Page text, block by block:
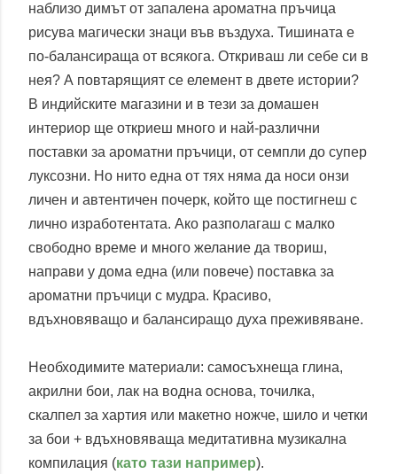
наблизо димът от запалена ароматна пръчица
рисува магически знаци във въздуха. Тишината е
по-балансираща от всякога. Откриваш ли себе си в
нея? А повтарящият се елемент в двете истории?
В индийските магазини и в тези за домашен
интериор ще откриеш много и най-различни
поставки за ароматни пръчици, от семпли до супер
луксозни. Но нито една от тях няма да носи онзи
личен и автентичен почерк, който ще постигнеш с
лично изработентата. Ако разполагаш с малко
свободно време и много желание да твориш,
направи у дома една (или повече) поставка за
ароматни пръчици с мудра. Красиво,
вдъхновяващо и балансиращо духа преживяване.
Необходимите материали: самосъхнеща глина,
акрилни бои, лак на водна основа, точилка,
скалпел за хартия или макетно ножче, шило и четки
за бои + вдъхновяваща медитативна музикална
компилация (като тази например).